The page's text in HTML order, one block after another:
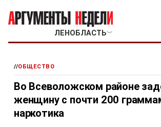
ЛЕНОБЛАСТЬ﹀
//ОБЩЕСТВО
Во Всеволожском районе
женщину с почти 200
наркотика